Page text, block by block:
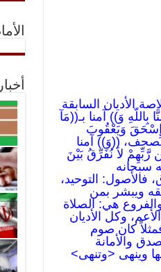
الأديان السابقة
بِاللّهِ وَ)) آمنا بـ((مَآ
وَإِسْحَقَ وَيَعْقُوبَ
((وَ)) آمنا
رَّبِّهِمْ لاَ نُفَرِّقُ بَيْنَ
سبحانه
التوحيد،
ويبشر بمن
هي: الصلاة
وكل الأديان
كان صوم
والأمانة
وينهى <وتنهى>